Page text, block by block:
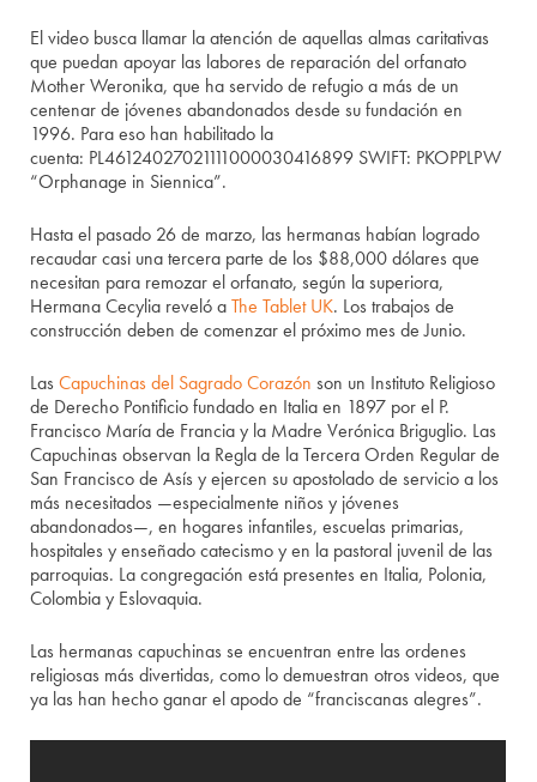
El video busca llamar la atención de aquellas almas caritativas
que puedan apoyar las labores de reparación del orfanato
Mother Weronika, que ha servido de refugio a más de un
centenar de jóvenes abandonados desde su fundación en
1996. Para eso han habilitado la
cuenta: PL46124027021111000030416899 SWIFT: PKOPPLPW
“Orphanage in Siennica”.
Hasta el pasado 26 de marzo, las hermanas habían logrado
recaudar casi una tercera parte de los $88,000 dólares que
necesitan para remozar el orfanato, según la superiora,
Hermana Cecylia reveló aThe Tablet UK. Los trabajos de
construcción deben de comenzar el próximo mes de Junio.
LasCapuchinas del Sagrado Corazón son un Instituto Religioso
de Derecho Pontificio fundado en Italia en 1897 por el P.
Francisco María de Francia y la Madre Verónica Briguglio. Las
Capuchinas observan la Regla de la Tercera Orden Regular de
San Francisco de Asís y ejercen su apostolado de servicio a los
más necesitados —especialmente niños y jóvenes
abandonados—, en hogares infantiles, escuelas primarias,
hospitales y enseñado catecismo y en la pastoral juvenil de las
parroquias. La congregación está presentes en Italia, Polonia,
Colombia y Eslovaquia.
Las hermanas capuchinas se encuentran entre las ordenes
religiosas más divertidas, como lo demuestran otros videos, que
ya las han hecho ganar el apodo de “franciscanas alegres”.